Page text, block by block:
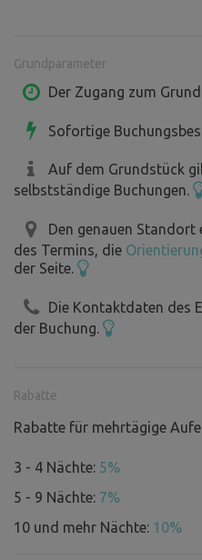
Schauen Sie sich auch mein
https://www.bezkempu.cz/
Grundparameter
Der Zugang zum
Sofortige
Auf dem Grundstück
selbstständige Buchungen.
Den genauen Standort
des Termins, die
der Seite.
Die Kontaktdaten des
der Buchung.
Rabatte
Rabatte für mehrtägige
3 - 4 Nächte: 5%
5 - 9 Nächte: 7%
10 und mehr Nächte: 10%